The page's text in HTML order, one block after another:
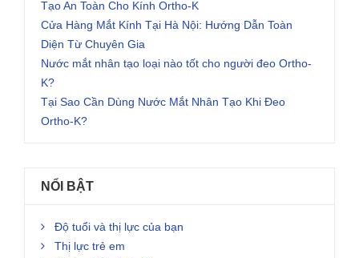
Tạo An Toàn Cho Kính Ortho-K
Cửa Hàng Mắt Kính Tại Hà Nội: Hướng Dẫn Toàn
Diện Từ Chuyên Gia
Nước mắt nhân tạo loại nào tốt cho người đeo Ortho-
K?
Tại Sao Cần Dùng Nước Mắt Nhân Tạo Khi Đeo
Ortho-K?
NỔI BẬT
Độ tuổi và thị lực của bạn
Thị lực trẻ em